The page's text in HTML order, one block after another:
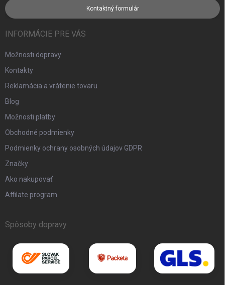
Kontaktný formulár
INFORMÁCIE PRE VÁS
Možnosti dopravy
Kontakty
Reklamácia a vrátenie tovaru
Blog
Možnosti platby
Obchodné podmienky
Podmienky ochrany osobných údajov GDPR
Značky
Ako nakupovať
Affilate program
Spôsoby dopravy